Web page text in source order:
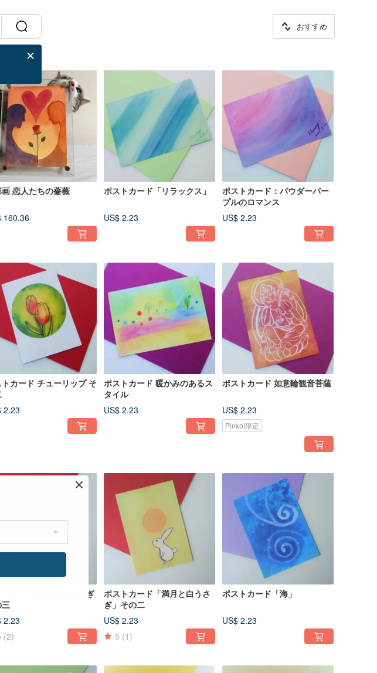
おすすめ
恋人たちの薔薇
160.36
ポストカード「リラックス」
US$ 2.23
ポストカード：パウダーパー
プルのロマンス
US$ 2.23
カード チューリップ そ
2.23
ポストカード 暖かみのあるス
タイル
US$ 2.23
ポストカード 如意輪観音菩薩
US$ 2.23
Pinkoi限定
トカード 満月と白うさぎ
2.23
(2)
ポストカード「満月と白うさ
ぎ」その二
US$ 2.23
5 (1)
ポストカード「海」
US$ 2.23